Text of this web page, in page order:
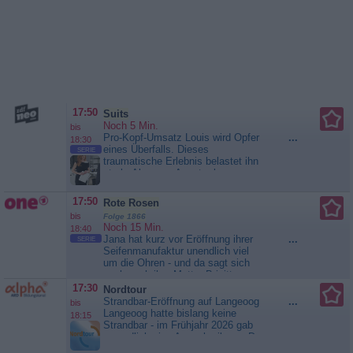
17:50
bis
18:30
SERIE
Suits
Noch 5 Min.
Pro-Kopf-Umsatz Louis wird Opfer
eines Überfalls. Dieses
traumatische Erlebnis belastet ihn
stark. Aber aus Angst, als
zunächst den Vorfall. Unterdessen
arbeitet Alex mit Harveys Hilfe
daran, einen neuen Mandanten zu
gewinnen. Er hofft, so sein
Standing bei Robert verbessern
zu...
Suits
...
17:50
bis
18:40
SERIE
Rote Rosen
Folge 1866
Noch 15 Min.
Jana hat kurz vor Eröffnung ihrer
Seifenmanufaktur unendlich viel
um die Ohren - und da sagt sich
auch noch ihre Mutter Brigitte zum
Besuch an, um zu ‘helfen‘. Prompt
kommt es zum Konflikt. Mit ihrer
Enkelin wiederum versteht sich
Brigitte wunderbar und unterstützt
Nathalie mit viel...
Rote Rosen
...
17:30
bis
18:15
Nordtour
Strandbar-Eröffnung auf Langeoog
Langeoog hatte bislang keine
Strandbar - im Frühjahr 2026 gab
es endlich eine Ausschreibung. Der
...